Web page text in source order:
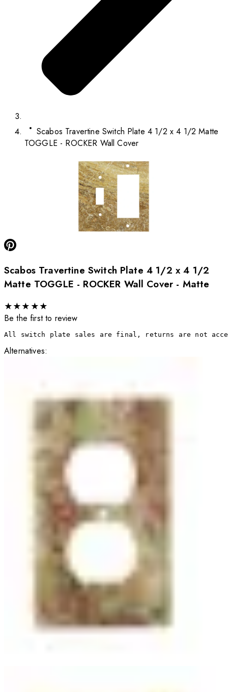
Scabos Travertine Switch Plate 4 1/2 x 4 1/2 Matte
TOGGLE - ROCKER Wall Cover
Scabos Travertine Switch Plate 4 1/2 x 4 1/2
Matte TOGGLE - ROCKER Wall Cover - Matte
★★★ ★★
Be the first to review
All switch plate sales are final, returns are not
Alternatives: